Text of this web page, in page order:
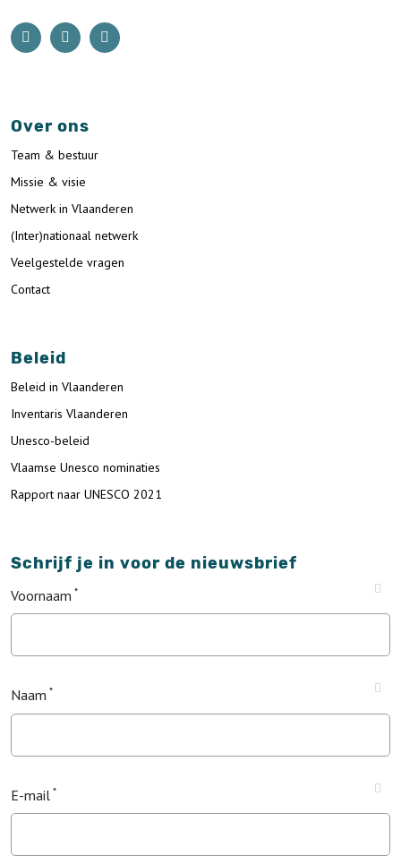
Over ons
Team & bestuur
Missie & visie
Netwerk in Vlaanderen
(Inter)nationaal netwerk
Veelgestelde vragen
Contact
Beleid
Beleid in Vlaanderen
Inventaris Vlaanderen
Unesco-beleid
Vlaamse Unesco nominaties
Rapport naar UNESCO 2021
Schrijf je in voor de nieuwsbrief
Voornaam
Naam
E-mail